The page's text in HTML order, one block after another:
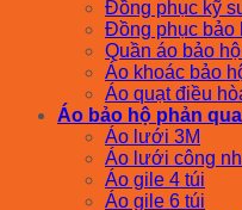
Đồng phục kỹ
Đồng phục bảo
Quần áo bảo
Áo khoác bảo
Áo quạt điều
Áo bảo hộ phản
Áo lưới 3M
Áo lưới công
Áo gile 4 túi
Áo gile 6 túi